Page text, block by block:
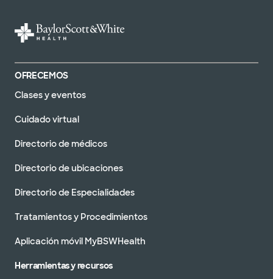
OFRECEMOS
Clases y eventos
Cuidado virtual
Directorio de médicos
Directorio de ubicaciones
Directorio de Especialidades
Tratamientos y Procedimientos
Aplicación móvil MyBSWHealth
Herramientas y recursos